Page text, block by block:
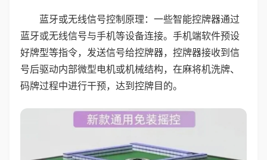
蓝牙或无线信号控制原理：一些智能控牌器通过
蓝牙或无线信号与手机等设备连接。手机端软件预设
好牌型等指令，发送信号给控牌器，控牌器接收到信
号后驱动内部微型电机或机械结构，在麻将机洗牌、
码牌过程中进行干预，达到控牌目的。